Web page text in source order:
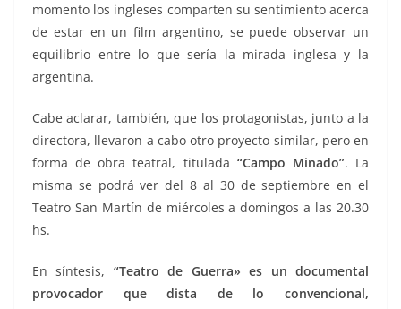
momento los ingleses comparten su sentimiento acerca
de estar en un film argentino, se puede observar un
equilibrio entre lo que sería la mirada inglesa y la
argentina.
Cabe aclarar, también, que los protagonistas, junto a la
directora, llevaron a cabo otro proyecto similar, pero en
forma de obra teatral, titulada “Campo Minado”. La
misma se podrá ver del 8 al 30 de septiembre en el
Teatro San Martín de miércoles a domingos a las 20.30
hs.
En síntesis, “Teatro de Guerra» es un documental
provocador que dista de lo convencional,